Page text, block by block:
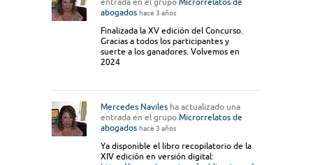
entrada en el grupo Microrrelatos de
abogados hace 3 años
Finalizada la XV edición del Concurso.
Gracias a todos los participantes y
suerte a los ganadores. Volvemos en
2024
Mercedes Naviles ha actualizado una
entrada en el grupo Microrrelatos de
abogados hace 3 años
Ya disponible el libro recopilatorio de la
XIV edición en versión digital: